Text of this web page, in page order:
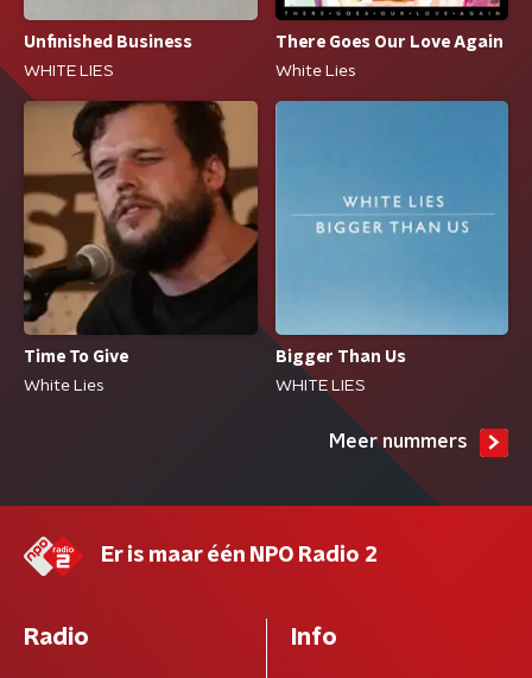
Unfinished Business
WHITE LIES
There Goes Our Love Again
White Lies
Time To Give
White Lies
Bigger Than Us
WHITE LIES
Meer nummers
Er is maar één NPO Radio 2
Radio Info